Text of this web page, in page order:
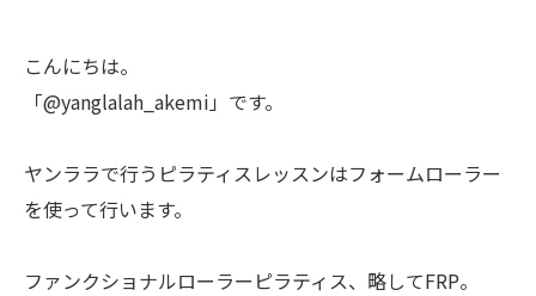
こんにちは。
「@yanglalah_akemi」です。
ヤンララで行うピラティスレッスンはフォームローラー
を使って行います。
ファンクショナルローラーピラティス、略してFRP。